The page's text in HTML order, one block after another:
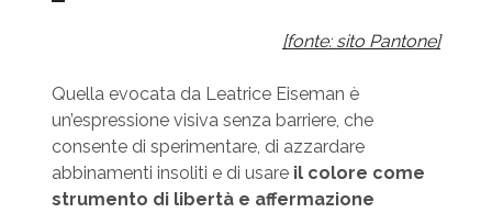
[fonte: sito Pantone]
Quella evocata da Leatrice Eiseman è
un’espressione visiva senza barriere, che
consente di sperimentare, di azzardare
abbinamenti insoliti e di usare il colore come
strumento di libertà e affermazione